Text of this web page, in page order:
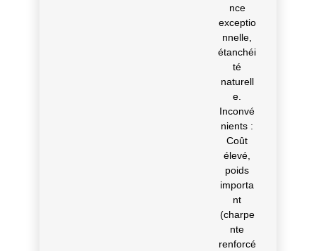
nce
exceptio
nnelle,
étanchéi
té
naturell
e.
Inconvé
nients :
Coût
élevé,
poids
importa
nt
(charpe
nte
renforcé